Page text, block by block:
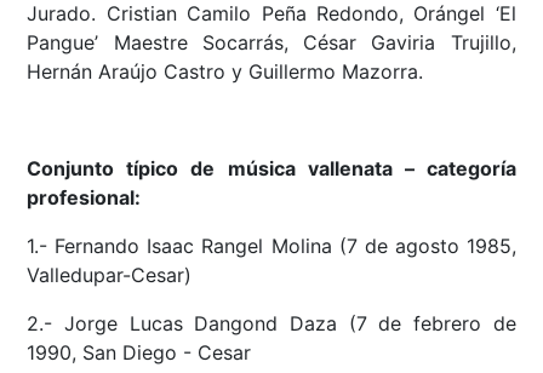
Jurado. Cristian Camilo Peña Redondo, Orángel ‘El
Pangue’ Maestre Socarrás, César Gaviria Trujillo,
Hernán Araújo Castro y Guillermo Mazorra.
Conjunto típico de música vallenata – categoría
profesional:
1.- Fernando Isaac Rangel Molina (7 de agosto 1985,
Valledupar-Cesar)
2.- Jorge Lucas Dangond Daza (7 de febrero de
1990, San Diego - Cesar